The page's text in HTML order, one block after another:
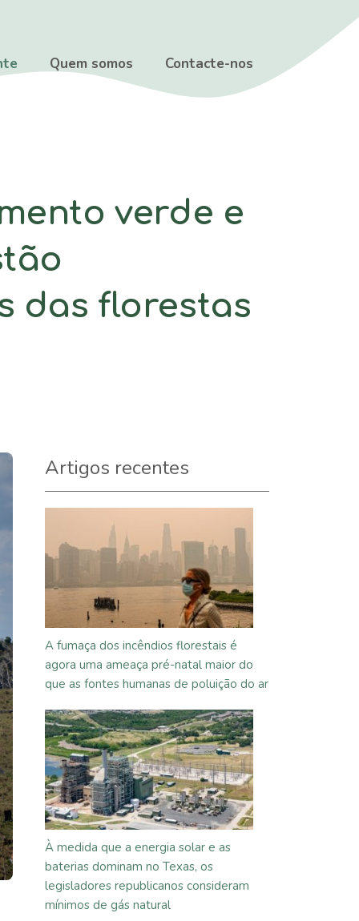
Quem somos Contacte-nos
verde e
das florestas
Artigos recentes
A fumaça dos incêndios florestais é
agora uma ameaça pré-natal maior do
que as fontes humanas de poluição do ar
À medida que a energia solar e as
baterias dominam no Texas, os
legisladores republicanos consideram
mínimos de gás natural